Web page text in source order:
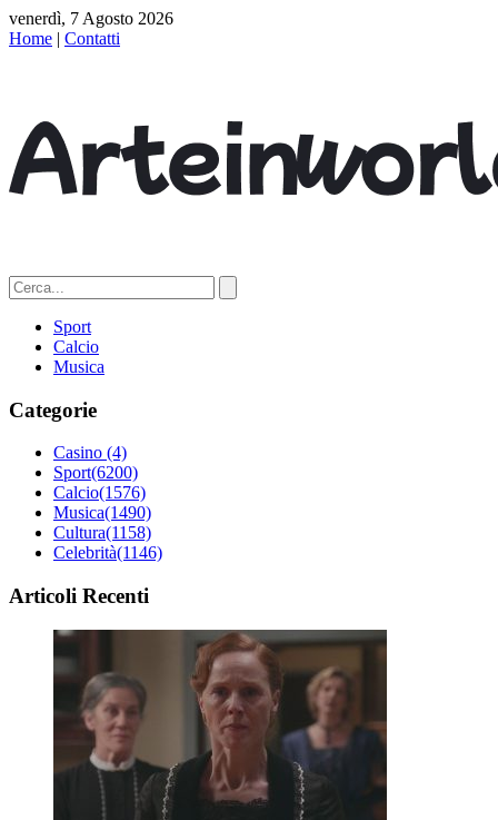
venerdì, 7 Agosto 2026
Home | Contatti
Sport
Calcio
Musica
Categorie
Casino (4)
Sport(6200)
Calcio(1576)
Musica(1490)
Cultura(1158)
Celebrità(1146)
Articoli Recenti